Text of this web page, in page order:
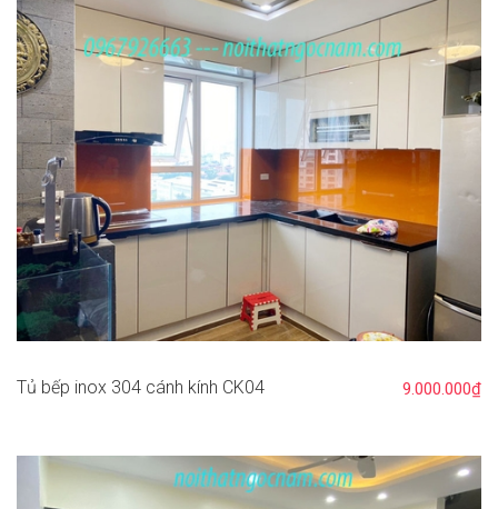
Tủ bếp inox 304 cánh kính CK04 9.000.000₫